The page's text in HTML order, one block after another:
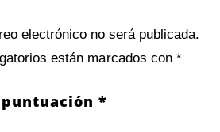
electrónico no será publicada.
están marcados con *
*